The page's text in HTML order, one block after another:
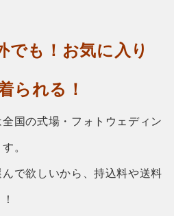
でも！お気に入り
られる！
国の式場・フォトウェディン
。
で欲しいから、持込料や送料